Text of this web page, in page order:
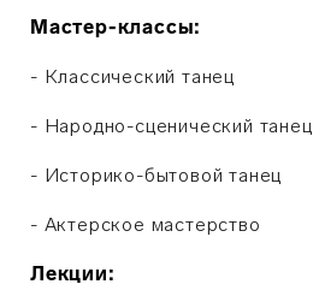
Мастер-классы:
- Классический танец
- Народно-сценический танец
- Историко-бытовой танец
- Актерское мастерство
Лекции: